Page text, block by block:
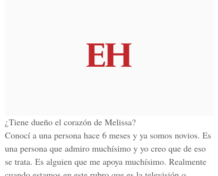
¿Tiene dueño el corazón de Melissa?
Conocí a una persona hace 6 meses y ya somos novios. Es
una persona que admiro muchísimo y yo creo que de eso
se trata. Es alguien que me apoya muchísimo. Realmente